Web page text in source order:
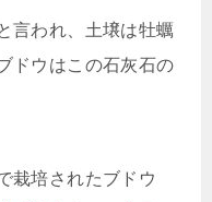
言われ、土壌は牡蠣
ドウはこの石灰石の
栽培されたブドウ